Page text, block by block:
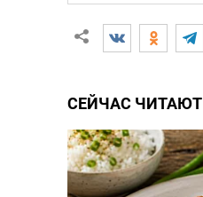
СЕЙЧАС ЧИТАЮТ